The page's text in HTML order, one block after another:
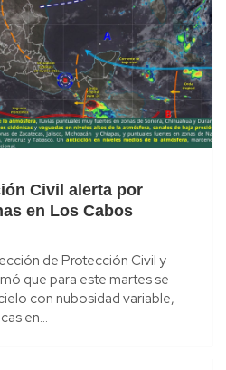
Civil alerta por
en Los Cabos
de Protección Civil y
que para este martes se
con nubosidad variable,
en…